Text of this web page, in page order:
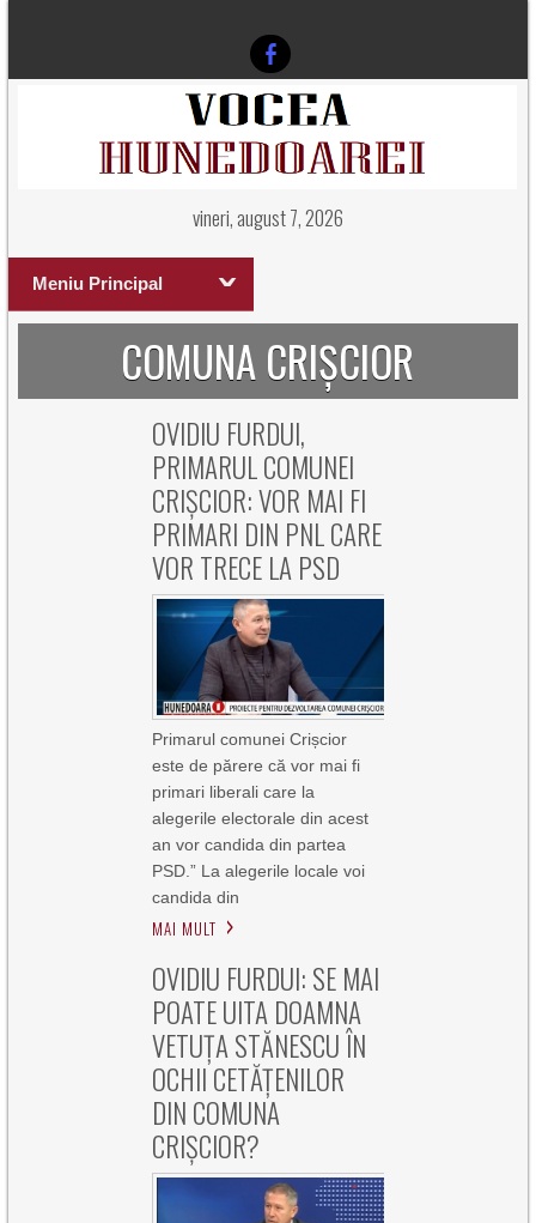
vineri, august 7, 2026
Meniu Principal
COMUNA CRIȘCIOR
OVIDIU FURDUI,
PRIMARUL COMUNEI
CRIȘCIOR: VOR MAI FI
PRIMARI DIN PNL CARE
VOR TRECE LA PSD
Primarul comunei Crișcior
este de părere că vor mai fi
primari liberali care la
alegerile electorale din acest
an vor candida din partea
PSD.” La alegerile locale voi
candida din
MAI MULT
OVIDIU FURDUI: SE MAI
POATE UITA DOAMNA
VETUȚA STĂNESCU ÎN
OCHII CETĂȚENILOR
DIN COMUNA
CRIȘCIOR?